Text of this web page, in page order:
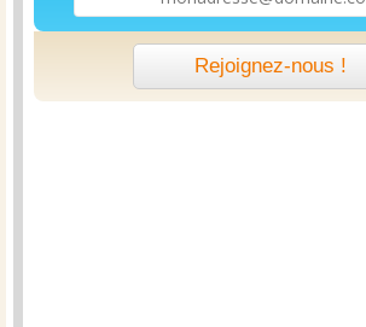
Rejoignez-nous !